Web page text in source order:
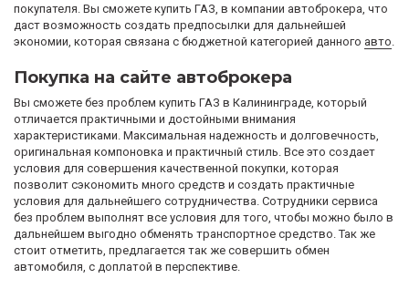
покупателя. Вы сможете купить ГАЗ, в компании автоброкера, что
даст возможность создать предпосылки для дальнейшей
экономии, которая связана с бюджетной категорией данного авто.
Покупка на сайте автоброкера
Вы сможете без проблем купить ГАЗ в Калининграде, который
отличается практичными и достойными внимания
характеристиками. Максимальная надежность и долговечность,
оригинальная компоновка и практичный стиль. Все это создает
условия для совершения качественной покупки, которая
позволит сэкономить много средств и создать практичные
условия для дальнейшего сотрудничества. Сотрудники сервиса
без проблем выполнят все условия для того, чтобы можно было в
дальнейшем выгодно обменять транспортное средство. Так же
стоит отметить, предлагается так же совершить обмен
автомобиля, с доплатой в перспективе.